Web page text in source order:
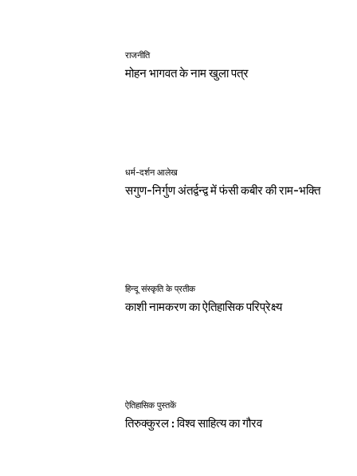
राजनीति
मोहन भागवत के नाम खुला पत्र
धर्म-दर्शन आलेख
सगुण-निर्गुण अंतर्द्वन्द्व में फंसी कबीर की राम-भक्ति
हिन्दू संस्कृति के प्रतीक
काशी नामकरण का ऐतिहासिक परिप्रेक्ष्य
ऐतिहासिक पुस्तकें
तिरुक्कुरल : विश्व साहित्य का गौरव